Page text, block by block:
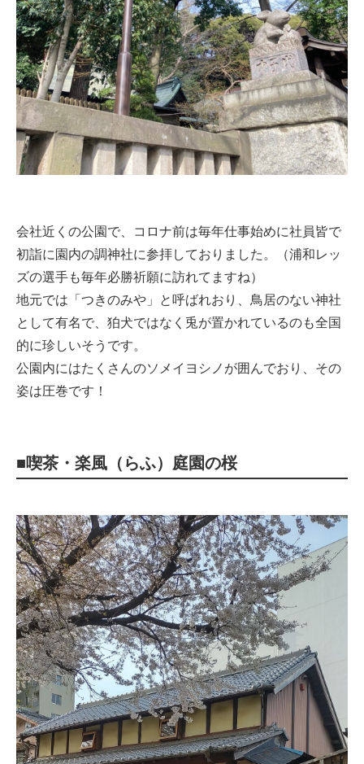
会社近くの公園で、コロナ前は毎年仕事始めに社員皆で
初詣に園内の調神社に参拝しておりました。（浦和レッ
ズの選手も毎年必勝祈願に訪れてますね）
地元では「つきのみや」と呼ばれおり、鳥居のない神社
として有名で、狛犬ではなく兎が置かれているのも全国
的に珍しいそうです。
公園内にはたくさんのソメイヨシノが囲んでおり、その
姿は圧巻です！
■喫茶・楽風（らふ）庭園の桜